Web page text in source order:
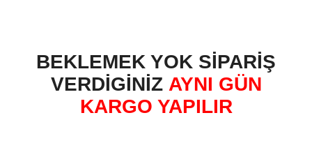
BEKLEMEK YOK SİPARİŞ
VERDİGİNİZAYNI GÜN
KARGO YAPILIR